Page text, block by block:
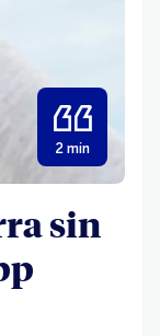
2 min
sin